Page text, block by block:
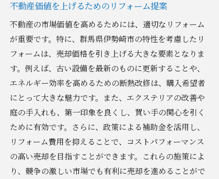
不動産価値を上げるためのリフォーム提案
不動産の市場価値を高めるためには、適切なリフォーム
が重要です。特に、群馬県伊勢崎市の特性を考慮したリ
フォームは、売却価格を引き上げる大きな要素となりま
す。例えば、古い設備を最新のものに更新することや、
エネルギー効率を高めるための断熱改修は、購入希望者
にとって大きな魅力です。また、エクステリアの改善や
庭の手入れも、第一印象を良くし、買い手の関心を引く
ために有効です。さらに、政策による補助金を活用し、
リフォーム費用を抑えることで、コストパフォーマンス
の高い売却を目指すことができます。これらの施策によ
り、競争の激しい市場でも有利に売却を進めることがで